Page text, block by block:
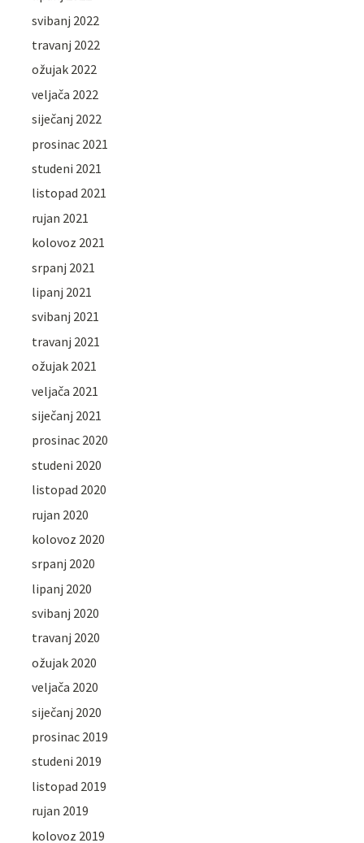
svibanj 2022
travanj 2022
ožujak 2022
veljača 2022
siječanj 2022
prosinac 2021
studeni 2021
listopad 2021
rujan 2021
kolovoz 2021
srpanj 2021
lipanj 2021
svibanj 2021
travanj 2021
ožujak 2021
veljača 2021
siječanj 2021
prosinac 2020
studeni 2020
listopad 2020
rujan 2020
kolovoz 2020
srpanj 2020
lipanj 2020
svibanj 2020
travanj 2020
ožujak 2020
veljača 2020
siječanj 2020
prosinac 2019
studeni 2019
listopad 2019
rujan 2019
kolovoz 2019